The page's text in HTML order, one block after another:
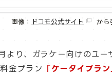
画像： ドコモ公式サイト から
より、ガラケー向けのユー
金プラン
「ケータイプラン